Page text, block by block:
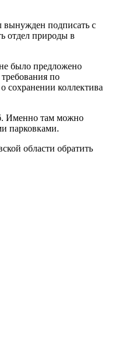
вынужден подписать с
отдел природы в
было предложено
по
сохранении коллектива
Именно там можно
парковками.
области обратить